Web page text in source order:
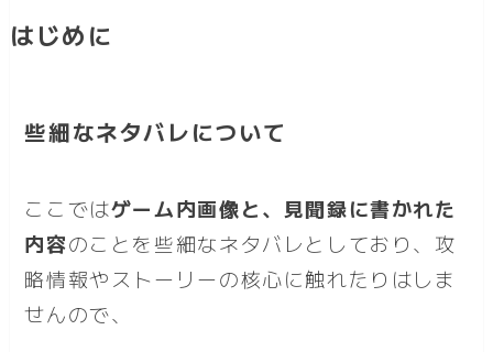
はじめに
些細なネタバレについて
ここではゲーム内画像と、見聞録に書かれた
内容のことを些細なネタバレとしており、攻
略情報やストーリーの核心に触れたりはしま
せんので、